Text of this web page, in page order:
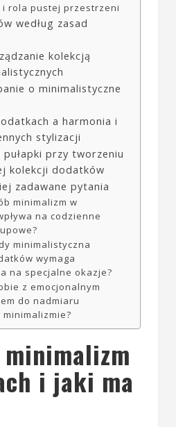
i rola pustej przestrzeni
według zasad
kolekcją
o minimalistyczne
a harmonia i
stylizacji
pułapki przy tworzeniu
kolekcji dodatków
zadawane pytania
minimalizm w
na codzienne
minimalistyczna
wymaga
na specjalne okazje?
z emocjonalnym
do nadmiaru
i jaki ma